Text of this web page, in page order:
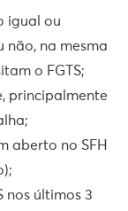
igual ou
não, na mesma
o FGTS;
principalmente
aberto no SFH
nos últimos 3